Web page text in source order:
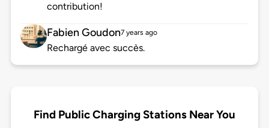
contribution!
Fabien Goudon7 years ago
Rechargé avec succès.
Find Public Charging Stations Near You